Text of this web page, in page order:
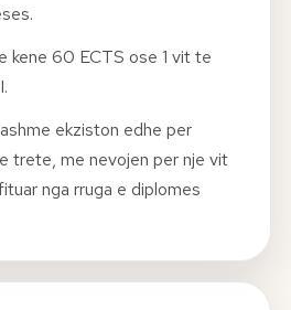
kene 60 ECTS ose 1 vit te
ekziston edhe per
trete, me nevojen per nje vit
nga rruga e diplomes